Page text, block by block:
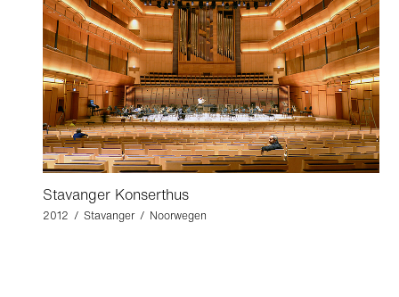
Stavanger Konserthus
2012 / Stavanger / Noorwegen